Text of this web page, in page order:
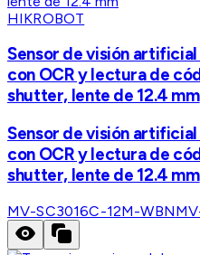
HIKROBOT
Sensor de visión
con OCR y lectura de
shutter, lente de 12.4 mm
Sensor de visión
con OCR y lectura de
shutter, lente de 12.4 mm
MV-SC3016C-12M-WBN